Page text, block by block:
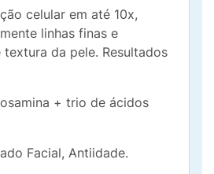
celular em até 10x,
linhas finas e
da pele. Resultados
+ trio de ácidos
Facial, Antiidade.